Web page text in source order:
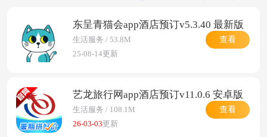
东呈青猫会app酒店预订v5.3.40 最新版
生活服务 / 53.8M
25-08-14更新
查看
艺龙旅行网app酒店预订v11.0.6 安卓版
生活服务 / 108.1M
26-03-03更新
查看